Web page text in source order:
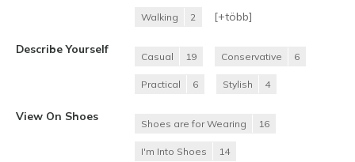
Walking 2 [+több]
Describe Yourself
Casual 19 Conservative 6
Practical 6 Stylish 4
View On Shoes
Shoes are for Wearing 16
I'm Into Shoes 14